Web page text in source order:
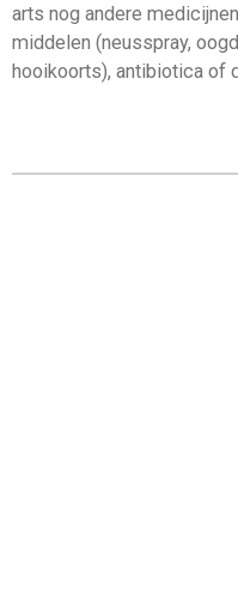
arts nog andere
middelen (neusspray,
hooikoorts), antibiotica of